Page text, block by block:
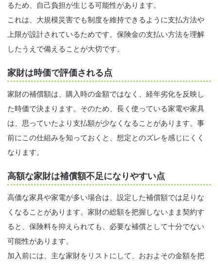
るため、自己負担が生じる可能性があります。
これは、大規模災害でも制度を維持できるように支払方法や
上限が設計されているためです。保険金の支払い方法を理解
したうえで備えることが大切です。
家財は時価で評価される点
家財の補償額は、購入時の金額ではなく、経年劣化を反映し
た時価で決まります。そのため、長く使っている家電や家具
は、思っていたより支払額が少なくなることがあります。事
前にこの仕組みを知っておくと、想定とのズレを感じにくく
なります。
高額な家財は補償額不足になりやすい点
高価な家具や家電が多い場合は、設定した補償額では足りな
くなることがあります。家財の総額を把握しないまま契約す
ると、保険料を抑えられても、必要な補償として十分でない
可能性があります。
加入前には、主な家財をリストにして、おおよその金額を把